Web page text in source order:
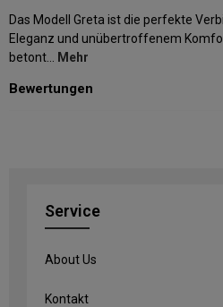
Das Modell Greta ist die perfekte
Eleganz und unübertroffenem
betont…
Mehr
Bewertungen
Service
About Us
Kontakt